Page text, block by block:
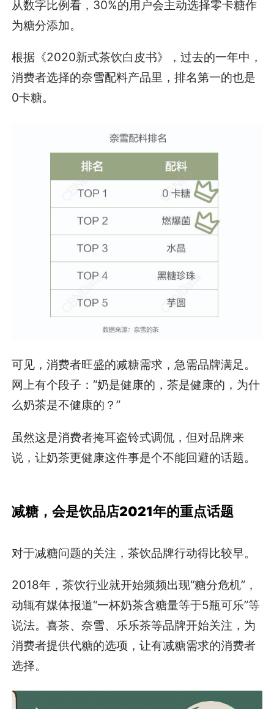
从数字比例看，30%的用户会主动选择零卡糖作
为糖分添加。
根据《2020新式茶饮白皮书》，过去的一年中，
消费者选择的奈雪配料产品里，排名第一的也是
0卡糖。
可见，消费者旺盛的减糖需求，急需品牌满足。
网上有个段子：“奶是健康的，茶是健康的，为什
么奶茶是不健康的？”
虽然这是消费者掩耳盗铃式调侃，但对品牌来
说，让奶茶更健康这件事是个不能回避的话题。
减糖，会是饮品店2021年的重点话题
对于减糖问题的关注，茶饮品牌行动得比较早。
2018年，茶饮行业就开始频频出现“糖分危机”，
动辄有媒体报道“一杯奶茶含糖量等于5瓶可乐”等
说法。喜茶、奈雪、乐乐茶等品牌开始关注，为
消费者提供代糖的选项，让有减糖需求的消费者
选择。